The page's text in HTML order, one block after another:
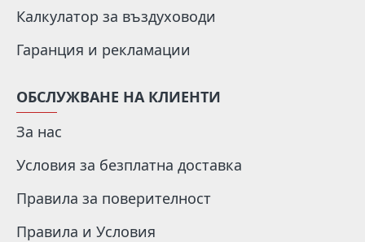
Калкулатор за въздуховоди
Гаранция и рекламации
ОБСЛУЖВАНЕ НА КЛИЕНТИ
За нас
Условия за безплатна доставка
Правила за поверителност
Правила и Условия